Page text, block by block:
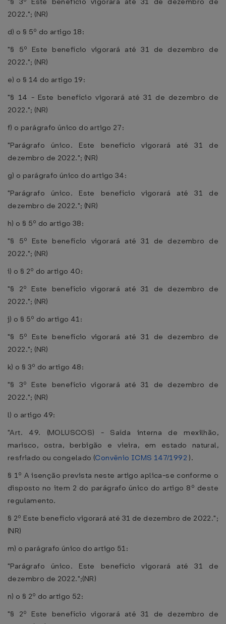
2022."; (NR)
d) o § 5º do artigo 18:
"§ 5º Este benefício vigorará até 31 de dezembro de
2022."; (NR)
e) o § 14 do artigo 19:
"§ 14 - Este benefício vigorará até 31 de dezembro de
2022."; (NR)
f) o parágrafo único do artigo 27:
"Parágrafo único. Este benefício vigorará até 31 de
dezembro de 2022."; (NR)
g) o parágrafo único do artigo 34:
"Parágrafo único. Este benefício vigorará até 31 de
dezembro de 2022."; (NR)
h) o § 5º do artigo 38:
"§ 5º Este benefício vigorará até 31 de dezembro de
2022."; (NR)
i) o § 2º do artigo 40:
"§ 2º Este benefício vigorará até 31 de dezembro de
2022."; (NR)
j) o § 5º do artigo 41:
"§ 5º Este benefício vigorará até 31 de dezembro de
2022."; (NR)
k) o § 3º do artigo 48:
"§ 3º Este benefício vigorará até 31 de dezembro de
2022."; (NR)
l) o artigo 49:
"Art. 49. (MOLUSCOS) - Saída interna de mexilhão,
marisco, ostra, berbigão e vieira, em estado natural,
resfriado ou congelado (Convênio ICMS 147/1992 ).
§ 1º A isenção prevista neste artigo aplica-se conforme o
disposto no item 2 do parágrafo único do artigo 8º deste
regulamento.
§ 2º Este benefício vigorará até 31 de dezembro de 2022.";
(NR)
m) o parágrafo único do artigo 51:
"Parágrafo único. Este benefício vigorará até 31 de
dezembro de 2022.";(NR)
n) o § 2º do artigo 52:
"§ 2º Este benefício vigorará até 31 de dezembro de